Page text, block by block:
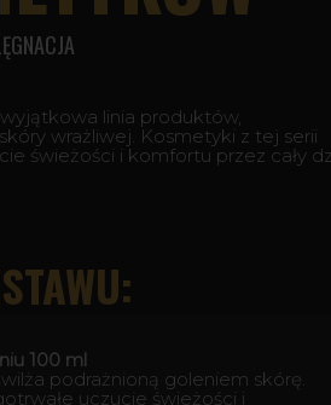
linia produktów,
wrażliwej. Kosmetyki z tej serii
świeżości i komfortu przez cały
100 ml
podrażnioną goleniem skórę.
uczucie świeżości i